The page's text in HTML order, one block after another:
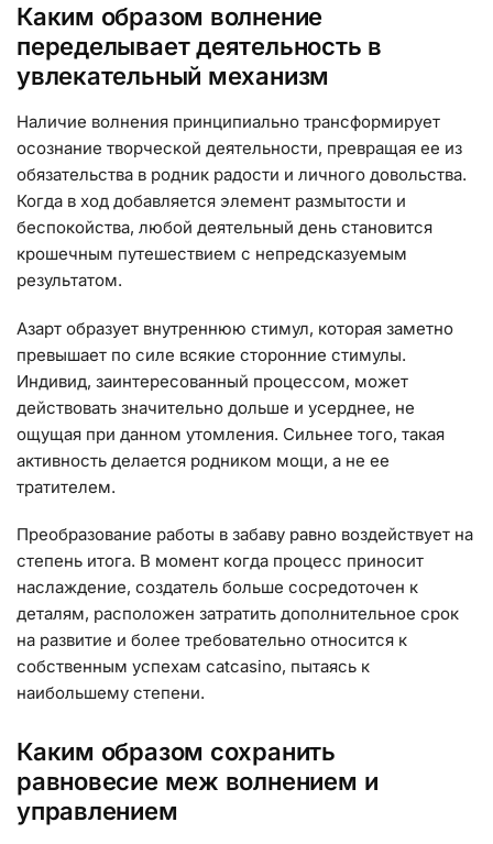
Каким образом волнение
переделывает деятельность в
увлекательный механизм
Наличие волнения принципиально трансформирует
осознание творческой деятельности, превращая ее из
обязательства в родник радости и личного довольства.
Когда в ход добавляется элемент размытости и
беспокойства, любой деятельный день становится
крошечным путешествием с непредсказуемым
результатом.
Азарт образует внутреннюю стимул, которая заметно
превышает по силе всякие сторонние стимулы.
Индивид, заинтересованный процессом, может
действовать значительно дольше и усерднее, не
ощущая при данном утомления. Сильнее того, такая
активность делается родником мощи, а не ее
тратителем.
Преобразование работы в забаву равно воздействует на
степень итога. В момент когда процесс приносит
наслаждение, создатель больше сосредоточен к
деталям, расположен затратить дополнительное срок
на развитие и более требовательно относится к
собственным успехам catcasino, пытаясь к
наибольшему степени.
Каким образом сохранить
равновесие меж волнением и
управлением